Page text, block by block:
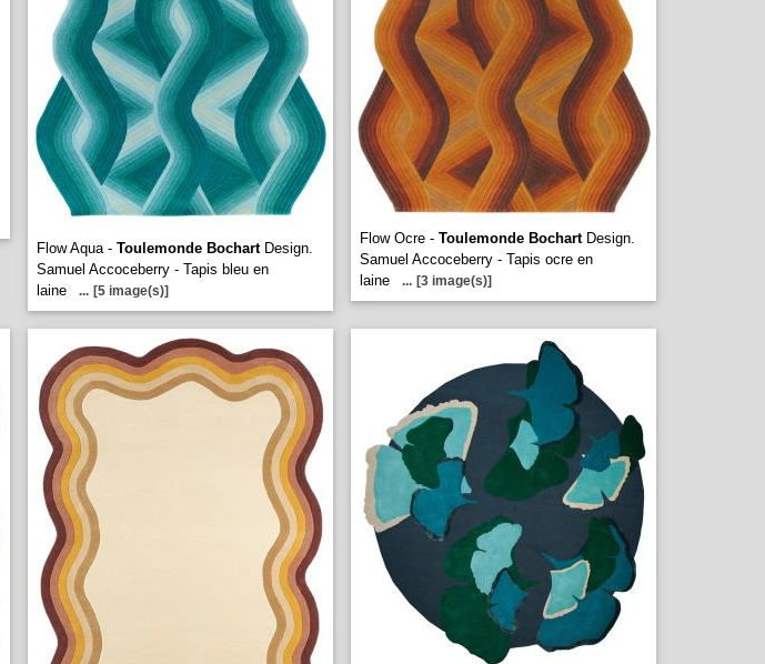
Flow Aqua - Toulemonde BochartDesign.
Samuel Accoceberry - Tapis bleu en
laine
... [5 image(s)]
Flow Ocre - Toulemonde BochartDesign.
Samuel Accoceberry - Tapis ocre en
laine
... [3 image(s)]